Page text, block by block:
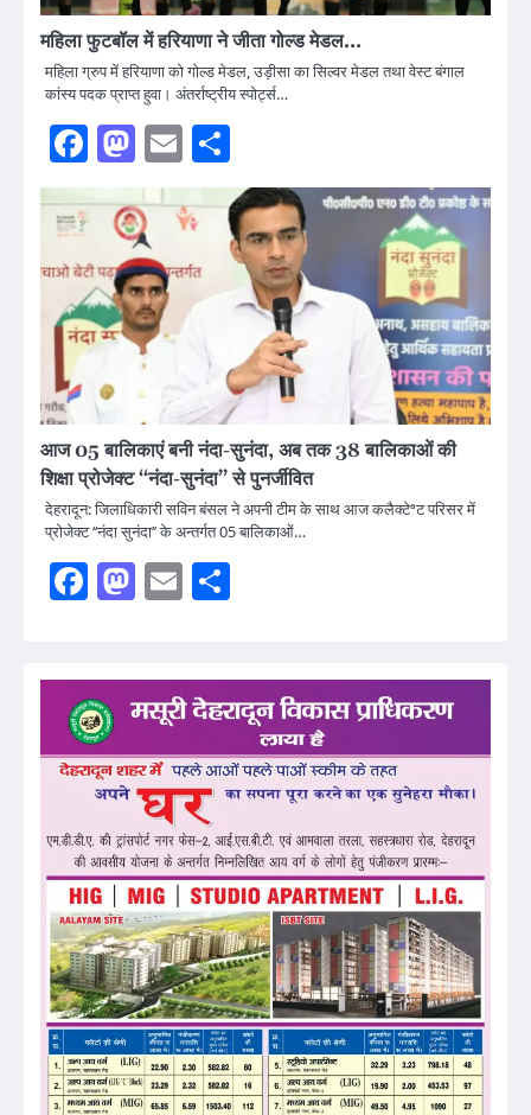
महिला फुटबॉल में हरियाणा ने जीता गोल्ड मेडल…
महिला ग्रुप में हरियाणा को गोल्ड मेडल, उड़ीसा का सिल्वर मेडल तथा वेस्ट बंगाल
कांस्य पदक प्राप्त हुवा। अंतर्राष्ट्रीय स्पोर्ट्स…
Facebook
Mastodon
Email
आज 05 बालिकाएं बनी नंदा-सुनंदा, अब तक 38 बालिकाओं की
शिक्षा प्रोजेक्ट ‘‘नंदा-सुनंदा’’ से पुनर्जीवित
देहरादून: जिलाधिकारी सविन बंसल ने अपनी टीम के साथ आज कलैक्टेªट परिसर में
प्रोजेक्ट ‘‘नंदा सुनंदा’’ के अन्तर्गत 05 बालिकाओं…
Facebook
Mastodon
Email